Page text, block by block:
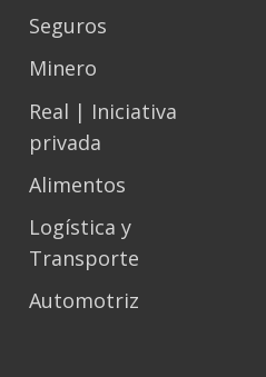
Seguros
Minero
Real | Iniciativa
privada
Alimentos
Logística y
Transporte
Automotriz